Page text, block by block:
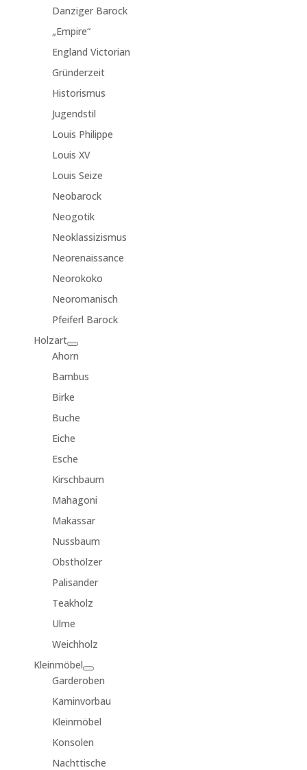
Danziger Barock
„Empire“
England Victorian
Gründerzeit
Historismus
Jugendstil
Louis Philippe
Louis XV
Louis Seize
Neobarock
Neogotik
Neoklassizismus
Neorenaissance
Neorokoko
Neoromanisch
Pfeiferl Barock
Holzart
Ahorn
Bambus
Birke
Buche
Eiche
Esche
Kirschbaum
Mahagoni
Makassar
Nussbaum
Obsthölzer
Palisander
Teakholz
Ulme
Weichholz
Kleinmöbel
Garderoben
Kaminvorbau
Kleinmöbel
Konsolen
Nachttische